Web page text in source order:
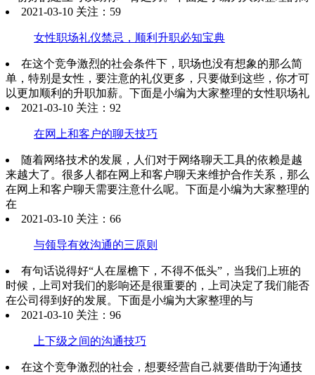
2021-03-10 关注：59
女性职场礼仪禁忌，顺利升职必知宝典
在这个竞争激烈的社会条件下，职场也没有想象的那么简
单，特别是女性，要注意的礼仪更多，只要做到这些，你才可
以更加顺利的升职加薪。下面是小编为大家整理的女性职场礼
2021-03-10 关注：92
在网上和客户的聊天技巧
随着网络技术的发展，人们对于网络聊天工具的依赖是越
来越大了。很多人都在网上和客户聊天来维护合作关系，那么
在网上和客户聊天需要注意什么呢。下面是小编为大家整理的
在
2021-03-10 关注：66
与领导有效沟通的三原则
有句话说得好“人在屋檐下，不得不低头”，当我们上班的
时候，上司对我们的影响还是很重要的，上司决定了我们能否
在公司得到好的发展。下面是小编为大家整理的与
2021-03-10 关注：96
上下级之间的沟通技巧
在这个竞争激烈的社会，想要经营自己就要借助于沟通技